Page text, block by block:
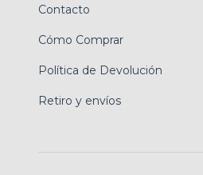
Contacto
Cómo Comprar
Política de Devolución
Retiro y envíos